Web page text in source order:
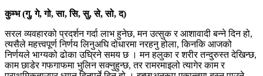
कुम्भ (गु, गे, गो, सा, सि, सु, से, सो, द)
सरल व्यवहारको प्रदर्शन गर्दा लाभ हुनेछ, मन उत्सुक र आशावादी बन्ने दिन हो,
त्यसैले महत्त्वपूर्ण निर्णय लिनुअघि दोधारमा नरहनु होला, किनकि आजको
निर्णयले भाग्यको ढोका उघ्रिने समय छ । मन हलुका र शरीर तन्दुरुस्त देखिन्छ,
काम छाडेर गफगाफमा भुलिन सक्नुहुन्छ, तर रामरमाइलो त्यागेर काम र